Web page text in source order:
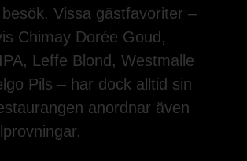
Vissa gästfavoriter –
Chimay Dorée Goud,
Leffe Blond, Westmalle
Pils – har dock alltid sin
anordnar även